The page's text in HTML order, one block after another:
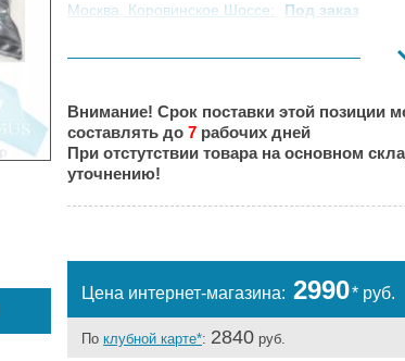
Москва, Коровинское Шоссе:
Под заказ
Великий Новгород:
Под заказ
Нальчик:
Под заказ
Самара:
Под заказ
Тверь:
Внимание! Срок поставки этой позиции
составлять до 7 рабочих дней
При отстутствии товара на основном
уточнению!
Цена интернет-магазина: 2990* руб.
По клубной карте*: 2840 руб.